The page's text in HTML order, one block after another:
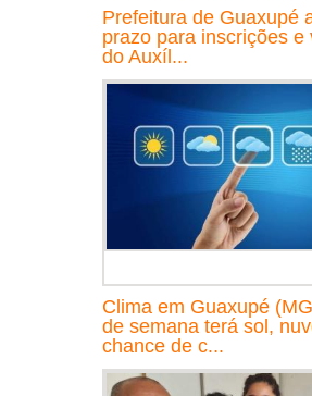
Prefeitura de Guaxupé
prazo para inscrições e
do Auxíl...
Clima em Guaxupé
de semana terá sol,
chance de c...